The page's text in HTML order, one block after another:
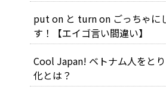
put on と turn on ごっちゃに
す！【エイゴ言い間違い】
Cool Japan! ベトナム人をと
化とは？